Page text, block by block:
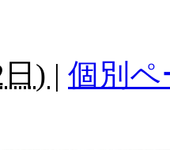
) | 個別ペ